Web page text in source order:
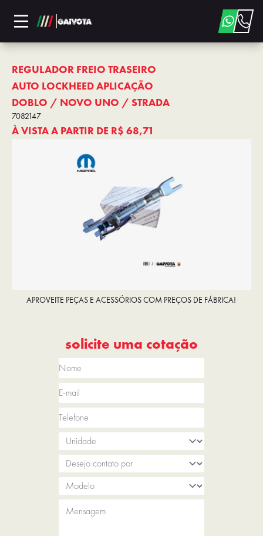
REGULADOR FREIO TRASEIRO
AUTO LOCKHEED APLICAÇÃO
DOBLO / NOVO UNO / STRADA
7082147
À VISTA A PARTIR DE R$ 68,71
APROVEITE PEÇAS E ACESSÓRIOS COM PREÇOS DE FÁBRICA!
solicite uma cotação